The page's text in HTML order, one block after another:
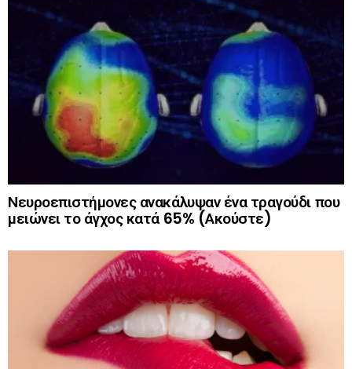
Νευροεπιστήμονες ανακάλυψαν ένα τραγούδι που
μειώνει το άγχος κατά 65% (Ακούστε)